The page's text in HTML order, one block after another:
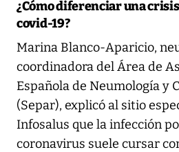
¿Cómo diferenciar una crisis
covid-19?
Marina Blanco-Aparicio,
coordinadora del Área de
Española de Neumología y
(Separ), explicó al sitio
Infosalus que la infección
coronavirus suele cursar